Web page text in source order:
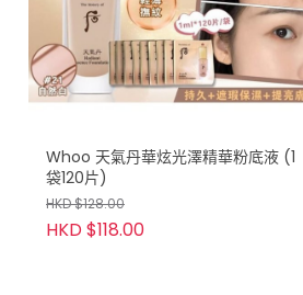
Whoo 天氣丹華炫光澤精華粉底液 (1
袋120片)
HKD $128.00
HKD $118.00